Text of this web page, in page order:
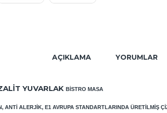
AÇIKLAMA YORUMLAR
YUVARLAK BISTRO MASA
ANTI ALERJIK, E1 AVRUPA STANDARTLARINDA ÜRETILMIŞ